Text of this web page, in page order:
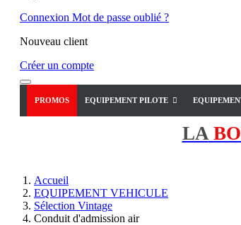
Connexion Mot de passe oublié ?
Nouveau client
Créer un compte
PROMOS EQUIPEMENT PILOTE
LA
Accueil
EQUIPEMENT VEHICULE
Sélection Vintage
Conduit d'admission air